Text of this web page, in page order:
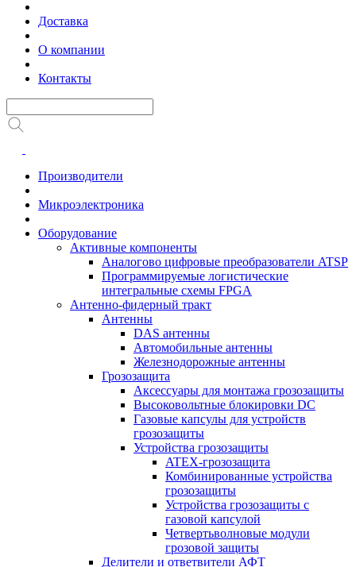
Доставка
О компании
Контакты
Производители
Микроэлектроника
Оборудование
Активные компоненты
Аналогово цифровые преобразователи ATSP
Программируемые логистические
интегральные схемы FPGA
Антенно-фидерный тракт
Антенны
DAS антенны
Автомобильные антенны
Железнодорожные антенны
Грозозащита
Аксессуары для монтажа грозозащиты
Высоковольтные блокировки DC
Газовые капсулы для устройств
грозозащиты
Устройства грозозащиты
ATEX-грозозащита
Комбинированные устройства
грозозащиты
Устройства грозозащиты с
газовой капсулой
Четвертьволновые модули
грозовой защиты
Делители и ответвители АФТ